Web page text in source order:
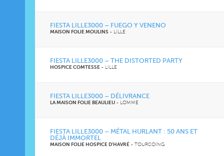
FIESTA LILLE3000 – FUEGO Y VENENO
MAISON FOLIE MOULINS - LILLE
FIESTA LILLE3000 – THE DISTORTED PARTY
HOSPICE COMTESSE - LILLE
FIESTA LILLE3000 – DÉLIVRANCE
LA MAISON FOLIE BEAULIEU - LOMME
FIESTA LILLE3000 – MÉTAL HURLANT : 50 ANS ET
DÉJÀ IMMORTEL
MAISON FOLIE HOSPICE D’HAVRÉ - TOURCOING